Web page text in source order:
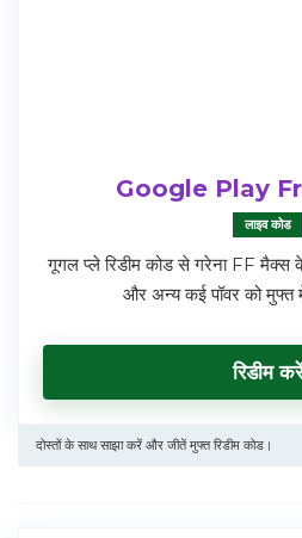
Google Play
लाइव कोड
गूगल प्ले रिडीम कोड से गरेना FF मैक्स
और अन्य कई पॉवर को
रिडीम करें
दोस्तों के साथ साझा करें और जीतें मुफ्त रिडीम कोड।